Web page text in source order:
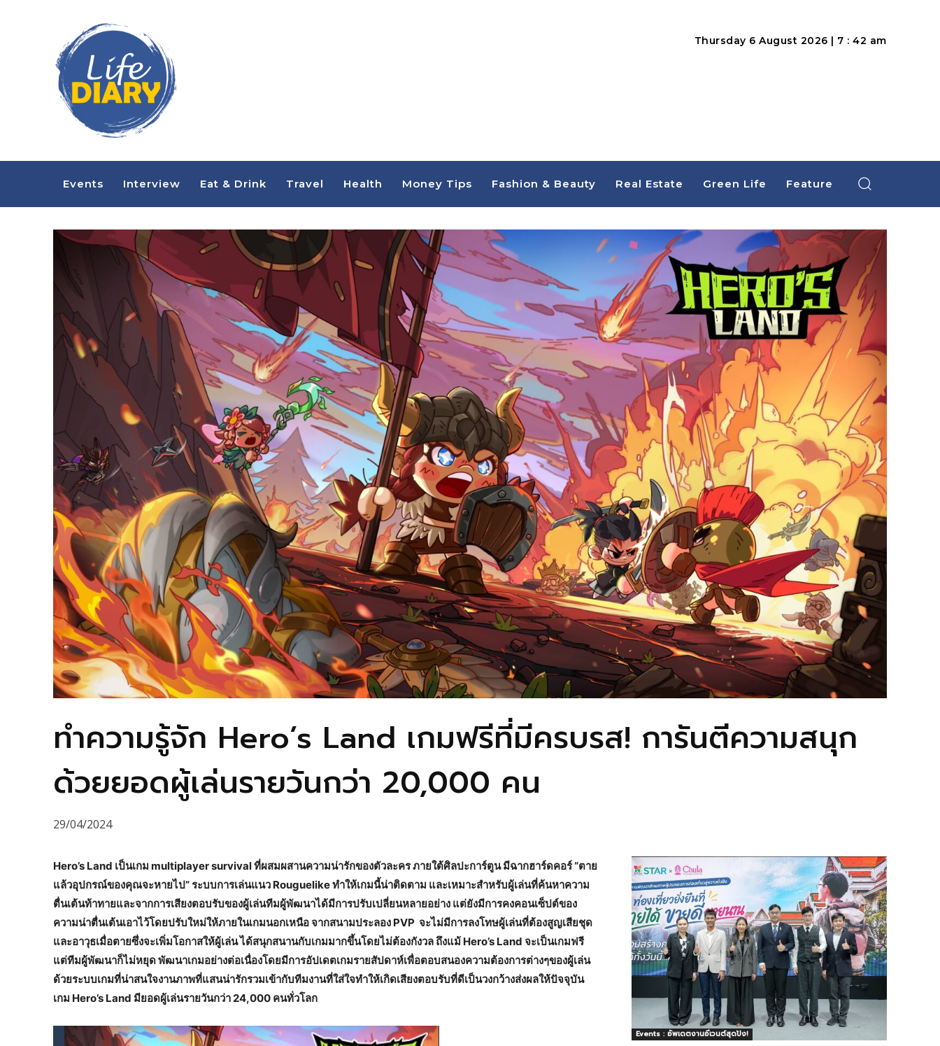
Thursday 6 August 2026 | 7 : 42 am
Events Interview Eat & Drink Travel Health Money Tips Fashion & Beauty Real Estate Green Life Feature
ทำความรู้จัก Hero’s Land เกมฟรีที่มีครบรส! การันตีความสนุก
ด้วยยอดผู้เล่นรายวันกว่า 20,000 คน
29/04/2024
Hero’s Land เป็นเกม multiplayer survival ที่ผสมผสานความน่ารักของตัวละคร ภายใต้ศิลปะการ์ตูน มีฉากฮาร์ดคอร์ “ตาย
แล้วอุปกรณ์ของคุณจะหายไป” ระบบการเล่นแนว Rouguelike ทำให้เกมนี้น่าติดตาม และเหมาะสำหรับผู้เล่นที่ค้นหาความ
ตื่นเต้นท้าทายและจากการเสียงตอบรับของผู้เล่นทีมผู้พัฒนาได้มีการปรับเปลี่ยนหลายอย่าง แต่ยังมีการคงคอนเซ็ปต์ของ
ความน่าตื่นเต้นเอาไว้โดยปรับใหม่ให้ภายในเกมนอกเหนือ จากสนามประลอง PVP จะไม่มีการลงโทษผู้เล่นที่ต้องสูญเสียชุด
และอาวุธเมื่อตายซึ่งจะเพิ่มโอกาสให้ผู้เล่น ได้สนุกสนานกับเกมมากขึ้นโดยไม่ต้องกังวล ถึงแม้ Hero’s Land จะเป็นเกมฟรี
แต่ทีมผู้พัฒนาก็ไม่หยุด พัฒนาเกมอย่างต่อเนื่องโดยมีการอัปเดตเกมรายสัปดาห์เพื่อตอบสนองความต้องการต่างๆของผู้เล่น
ด้วยระบบเกมที่น่าสนใจงานภาพที่แสนน่ารักรวมเข้ากับทีมงานที่ใส่ใจทำให้เกิดเสียงตอบรับที่ดีเป็นวงกว้างส่งผลให้ปัจจุบัน
เกม Hero’s Land มียอดผู้เล่นรายวันกว่า 24,000 คนทั่วโลก
Events : อัพเดตงานอีเวนต์สุดปัง!